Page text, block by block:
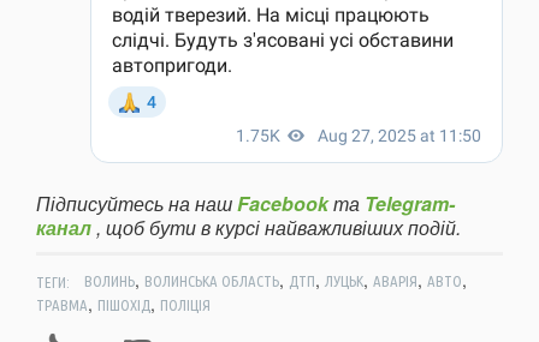
Підписуйтесь на нашFacebookта Telegram-
канал, щоб бути в курсі найважливіших подій.
ТЕГИ: ВОЛИНЬ, ВОЛИНСЬКА ОБЛАСТЬ, ДТП, ЛУЦЬК, АВАРІЯ, АВТО,
ТРАВМА, ПІШОХІД, ПОЛІЦІЯ